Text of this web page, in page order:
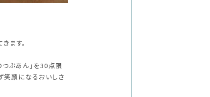
ます。
ぶあん」を30点限
笑顔になるおいしさ